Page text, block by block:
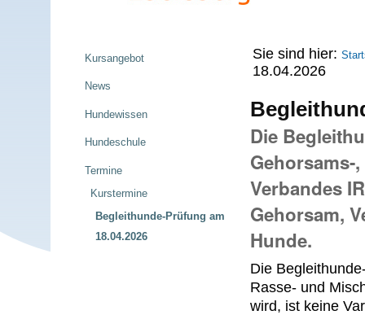
Sie sind hier:
18.04.2026
Die
Gehorsams-
Verbandes
Gehorsam,
Hunde.
Die
Rasse- und
wird, ist keine
Kursangebot
News
Hundewissen
Hundeschule
Termine
Kurstermine
Begleithunde-Prüfung am
18.04.2026